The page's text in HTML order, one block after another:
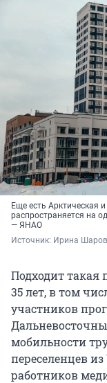
Еще есть Арктическая
распространяется на
— ЯНАО
Источник: Ирина
Подходит такая
35 лет, в том
участников
мобильности
переселенцев
работников